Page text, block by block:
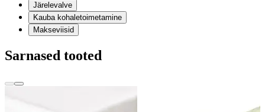
Järelevalve
Kauba kohaletoimetamine
Makseviisid
Sarnased tooted